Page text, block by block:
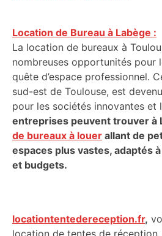
Location de Bureau à Labège :
La location de bureaux à
nombreuses opportunités pour
quête d’espace professionnel.
sud-est de Toulouse, est
pour les sociétés innovantes et
entreprises peuvent trouver à
de bureaux à louer allant de
espaces plus vastes, adaptés
et budgets.
locationtentedereception.fr,
location de tentes de